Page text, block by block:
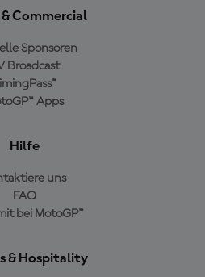
& Commercial
Sponsoren
Broadcast
Apps
Hilfe
uns
FAQ
bei MotoGP™
& Hospitality